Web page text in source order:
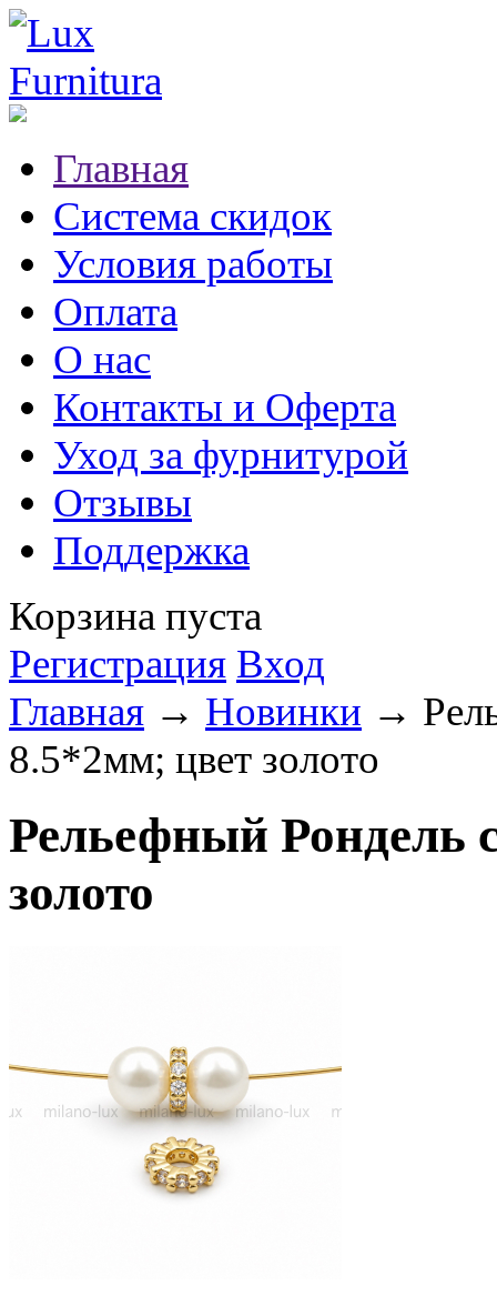
Главная
Система скидок
Условия работы
Оплата
О нас
Контакты и Оферта
Уход за фурнитурой
Отзывы
Поддержка
Корзина пуста
Регистрация Вход
Главная → Новинки →
8.5*2мм; цвет золото
Рельефный Рондель
золото